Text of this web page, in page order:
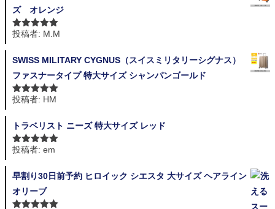
ズ オレンジ
5段階中 5の
投稿者: M.M
SWISS MILITARY CYGNUS（スイスミリタリーシグナス）
ファスナータイプ 特大サイズ シャンパンゴールド
5段階中 5の
投稿者: HM
トラベリスト ニーズ 特大サイズ レッド
5段階中 5の
投稿者: em
早割り30日前予約 ヒロイック シエスタ 大サイズ ヘアライン
オリーブ